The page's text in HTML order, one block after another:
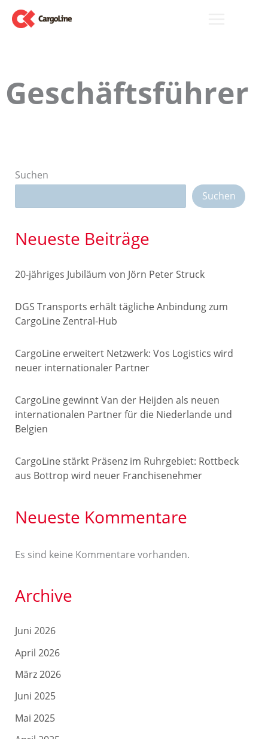
Zum
Inhalt
Geschäftsführer
Suchen
Suchen
Neueste Beiträge
20-jähriges Jubiläum von Jörn Peter Struck
DGS Transports erhält tägliche Anbindung zum
CargoLine Zentral-Hub
CargoLine erweitert Netzwerk: Vos Logistics wird
neuer internationaler Partner
CargoLine gewinnt Van der Heijden als neuen
internationalen Partner für die Niederlande und
Belgien
CargoLine stärkt Präsenz im Ruhrgebiet: Rottbeck
aus Bottrop wird neuer Franchisenehmer
Neueste Kommentare
Es sind keine Kommentare vorhanden.
Archive
Juni 2026
April 2026
März 2026
Juni 2025
Mai 2025